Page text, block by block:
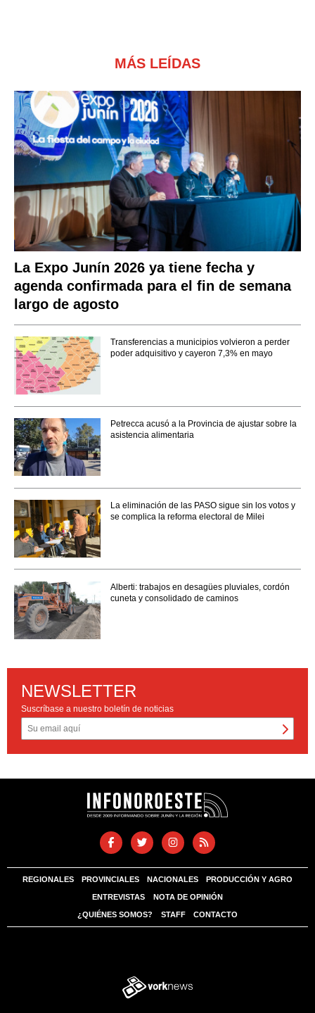
MÁS LEÍDAS
La Expo Junín 2026 ya tiene fecha y
agenda confirmada para el fin de semana
largo de agosto
Transferencias a municipios volvieron a perder
poder adquisitivo y cayeron 7,3% en mayo
Petrecca acusó a la Provincia de ajustar sobre la
asistencia alimentaria
La eliminación de las PASO sigue sin los votos y
se complica la reforma electoral de Milei
Alberti: trabajos en desagües pluviales, cordón
cuneta y consolidado de caminos
NEWSLETTER
Suscríbase a nuestro boletín de noticias
REGIONALES PROVINCIALES NACIONALES PRODUCCIÓN Y AGRO
ENTREVISTAS NOTA DE OPINIÓN
¿QUIÉNES SOMOS? STAFF CONTACTO